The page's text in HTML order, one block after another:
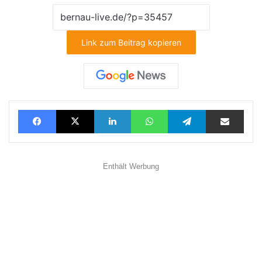
Link zum Beitrag kopieren
FacebookX LinkedInWhatsAppTelegramTeilen via E-Mail
Enthält Werbung